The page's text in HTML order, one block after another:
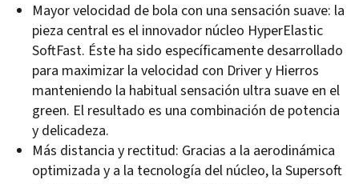
Mayor velocidad de bola con una sensación suave: la
pieza central es el innovador núcleo HyperElastic
SoftFast. Éste ha sido específicamente desarrollado
para maximizar la velocidad con Driver y Hierros
manteniendo la habitual sensación ultra suave en el
green. El resultado es una combinación de potencia
y delicadeza.
Más distancia y rectitud: Gracias a la aerodinámica
optimizada y a la tecnología del núcleo, la Supersoft